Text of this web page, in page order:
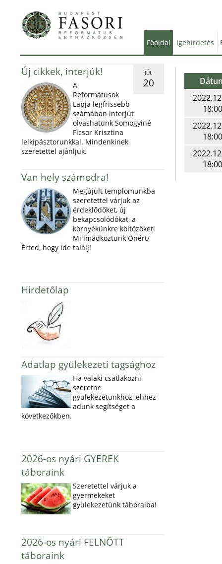
Főoldal Igehirdetés
JÚL
20
Új cikkek, interjúk!
A
Reformátusok
Lapja legfrissebb
számában interjút
olvashatunk Somogyiné
Ficsor Krisztina
lelkipásztorunkkal. Mindenkinek
szeretettel ajánljuk.
Van hely számodra!
Megújult templomunkba
szeretettel várjuk az
érdeklődőket, új
bekapcsolódókat, a
környékünkre költözőket!
Mi imádkoztunk Önért/
Érted, hogy ide találj!
Hirdetőlap
Adatlap gyülekezeti tagsághoz
Ha valaki csatlakozni
szeretne
gyülekezetünkhöz, ehhez
adunk segítséget a
következőkben.
2026-os nyári GYEREK
táboraink
Szeretettel várjuk a
gyermekeket
gyülekezetünk táboraiba!
2026-os nyári FELNŐTT
táboraink
18:00
18:00
18:00